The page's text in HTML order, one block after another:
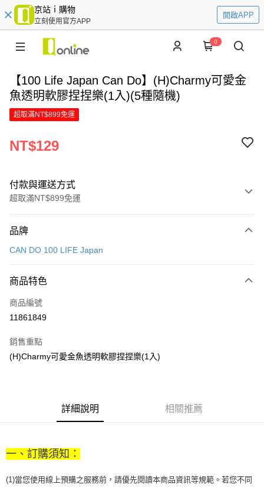
京站ｉ購物
立刻使用官方APP
開啟APP
0
【100 Life Japan Can Do】(H)Charmy可愛金
魚透明軟膠捏捏樂(1入)(5種隨機)
超取滿NT$899免運
NT$129
付款與運送方式
超取滿NT$899免運
信用卡一次付款
Apple Pay
街口支付
Google Pay
流程，驗證手機門號後，選擇欲分期的期數、繳款截止日，確認付款後即完
成交易。
4.訂單成立30分鐘內，如未前往確認交易或遇審核未通過，訂單將自動取
【關於「AFTEE先享後付」】
便利好安心！
品牌
CAN DO 100 LIFE Japan
商品特色
商品編號
11861849
銷售重點
(H)Charmy可愛金魚透明軟膠捏捏樂(1入)
詳細說明 相關推薦
一、訂購須知：
(1)當您使用線上預購之服務前，請優先閱讀本商品資訊等規範。若您不同